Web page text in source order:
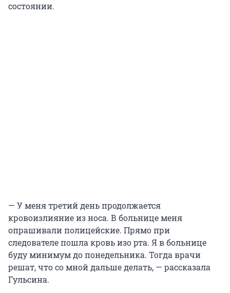
состоянии.
— У меня третий день продолжается
кровоизлияние из носа. В больнице меня
опрашивали полицейские. Прямо при
следователе пошла кровь изо рта. Я в больнице
буду минимум до понедельника. Тогда врачи
решат, что со мной дальше делать, — рассказала
Гульсина.